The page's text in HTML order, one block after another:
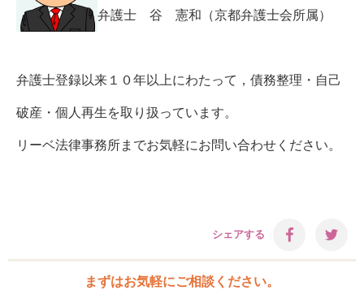
弁護士 谷 憲和（京都弁護士会所属）
弁護士登録以来１０年以上にわたって，債務整理・自己
破産・個人再生を取り扱っています。
リーベ法律事務所までお気軽にお問い合わせください。
シェアする
まずはお気軽にご相談ください。